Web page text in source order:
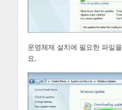
운영체제 설치에 필요한 파일
요.